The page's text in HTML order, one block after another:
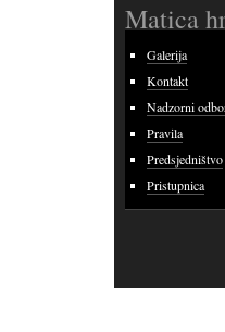
Matica
Galerija
Kontakt
Nadzorni
Pravila
Predsjedništvo
Pristupnica